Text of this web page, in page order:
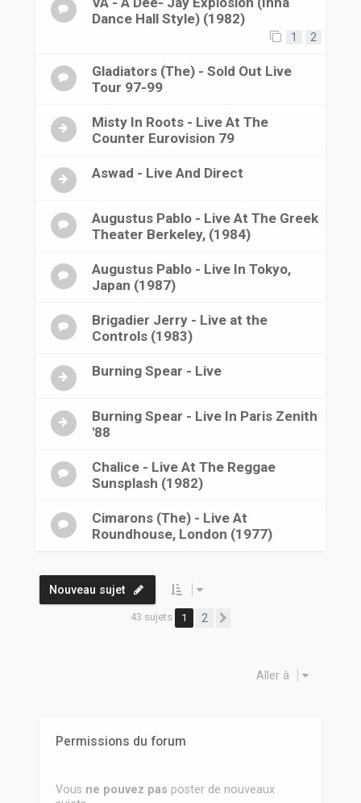
Dance Hall Style) (1982)
1 2
Gladiators (The) - Sold Out Live
Tour 97-99
Misty In Roots - Live At The
Counter Eurovision 79
Aswad - Live And Direct
Augustus Pablo - Live At The Greek
Theater Berkeley, (1984)
Augustus Pablo - Live In Tokyo,
Japan (1987)
Brigadier Jerry - Live at the
Controls (1983)
Burning Spear - Live
Burning Spear - Live In Paris Zenith
'88
Chalice - Live At The Reggae
Sunsplash (1982)
Cimarons (The) - Live At
Roundhouse, London (1977)
Nouveau sujet
43 sujets 1 2
Aller à
Permissions du forum
Vous ne pouvez pas poster de nouveaux